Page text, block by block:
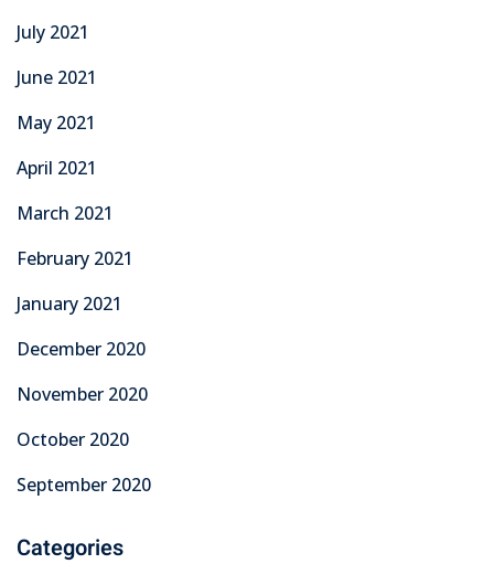
July 2021
June 2021
May 2021
April 2021
March 2021
February 2021
January 2021
December 2020
November 2020
October 2020
September 2020
Categories